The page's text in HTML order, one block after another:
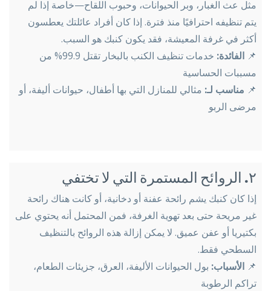
مثل عث الغبار، وبر الحيوانات، وحبوب اللقاح—خاصة إذا لم
يتم تنظيفه احترافيًا منذ فترة. إذا كان أفراد عائلتك يعطسون
أكثر في غرفة المعيشة، فقد يكون كنبك هو السبب.
📌 الفائدة:
خدمات تنظيف الكنب بالبخار تقتل 99.9% من
مسببات الحساسية
📌 مناسب لـ: مثالي للمنازل التي بها أطفال، حيوانات أليفة، أو
مرضى الربو
٢. الروائح المستمرة التي لا تختفي
إذا كان كنبك يشم رائحة عفنة أو دخانية، أو كانت هناك رائحة
غير مريحة حتى بعد تهوية الغرفة، فمن المحتمل أنه يحتوي على
بكتيريا أو عفن عميق. لا يمكن إزالة هذه الروائح بالتنظيف
السطحي فقط.
📌 الأسباب: بول الحيوانات الأليفة، العرق، جزيئات الطعام،
تراكم الرطوبة